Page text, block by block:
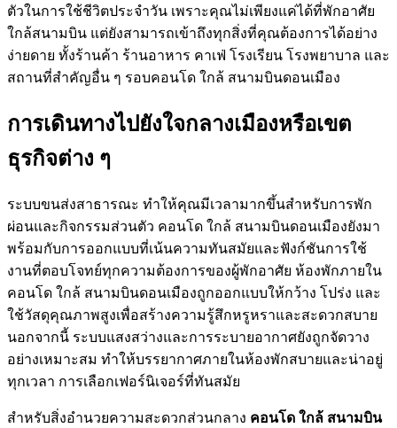
ตัวในการใช้ชีวิตประจำวัน เพราะคุณไม่เพียงแค่ได้ที่พักอาศัย
ใกล้สนามบิน แต่ยังสามารถเข้าถึงทุกสิ่งที่คุณต้องการได้อย่าง
ง่ายดาย ทั้งร้านค้า ร้านอาหาร คาเฟ่ โรงเรียน โรงพยาบาล และ
สถานที่สำคัญอื่น ๆ รอบคอนโด ใกล้ สนามบินดอนเมือง
การเดินทางไปยังใจกลางเมืองหรือเขต
ธุรกิจต่าง ๆ
ระบบขนส่งสาธารณะ ทำให้คุณมีเวลามากขึ้นสำหรับการพัก
ผ่อนและกิจกรรมส่วนตัว คอนโด ใกล้ สนามบินดอนเมืองยังมา
พร้อมกับการออกแบบที่เน้นความทันสมัยและฟังก์ชันการใช้
งานที่ตอบโจทย์ทุกความต้องการของผู้พักอาศัย ห้องพักภายใน
คอนโด ใกล้ สนามบินดอนเมืองถูกออกแบบให้กว้าง โปร่ง และ
ใช้วัสดุคุณภาพสูงเพื่อสร้างความรู้สึกหรูหราและสะดวกสบาย
นอกจากนี้ ระบบแสงสว่างและการระบายอากาศยังถูกจัดวาง
อย่างเหมาะสม ทำให้บรรยากาศภายในห้องพักสบายและน่าอยู่
ทุกเวลา การเลือกเฟอร์นิเจอร์ที่ทันสมัย
สำหรับสิ่งอำนวยความสะดวกส่วนกลาง คอนโด ใกล้ สนามบิน